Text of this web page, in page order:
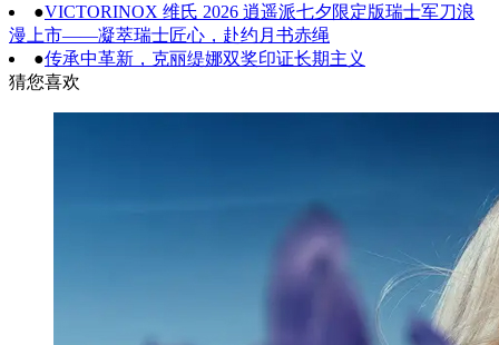
●VICTORINOX 维氏 2026 逍遥派七夕限定版瑞士军刀浪
漫上市——凝萃瑞士匠心，赴约月书赤绳
●传承中革新，克丽缇娜双奖印证长期主义
猜您喜欢